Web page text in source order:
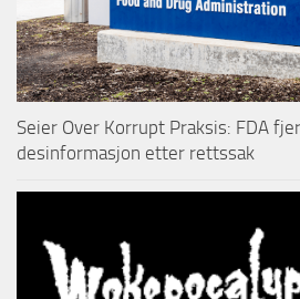
Seier Over Korrupt Praksis: FDA
desinformasjon etter rettssak